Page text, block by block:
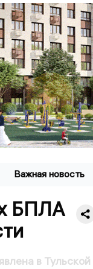
Важная новость
БПЛА
в Тульской